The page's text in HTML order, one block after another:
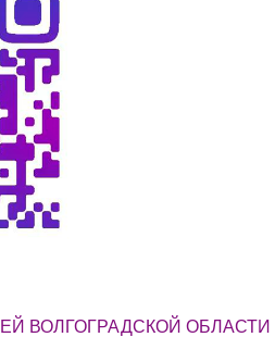
ВОЛГОГРАДСКОЙ ОБЛАСТИ